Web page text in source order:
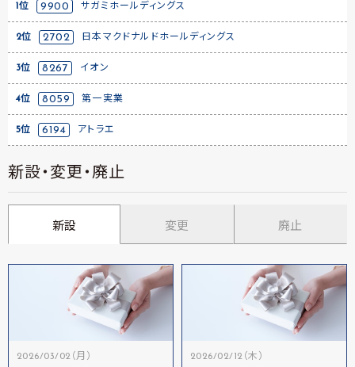
1位 9900 サガミホールディングス
2位 2702 日本マクドナルドホールディングス
3位 8267 イオン
4位 8059 第一実業
5位 6194 アトラエ
新設・変更・廃止
新設 変更 廃止
2026/03/02（月） 2026/02/12（木）